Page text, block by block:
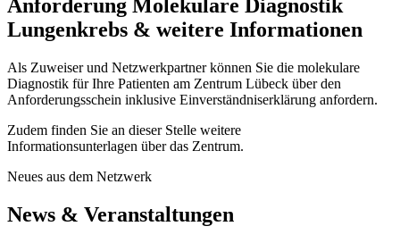
Anforderung Molekulare Diagnostik
Lungenkrebs & weitere Informationen
Als Zuweiser und Netzwerkpartner können Sie die molekulare
Diagnostik für Ihre Patienten am Zentrum Lübeck über den
Anforderungsschein inklusive Einverständniserklärung anfordern.
Zudem finden Sie an dieser Stelle weitere
Informationsunterlagen über das Zentrum.
Neues aus dem Netzwerk
News & Veranstaltungen